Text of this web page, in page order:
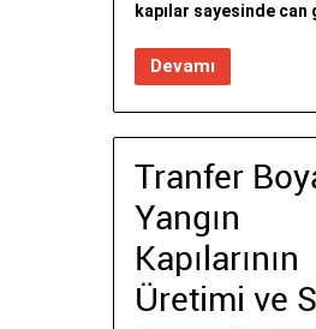
kapılar sayesinde can
Devamı
Tranfer
Yangın
Kapılarının
Üretimi ve